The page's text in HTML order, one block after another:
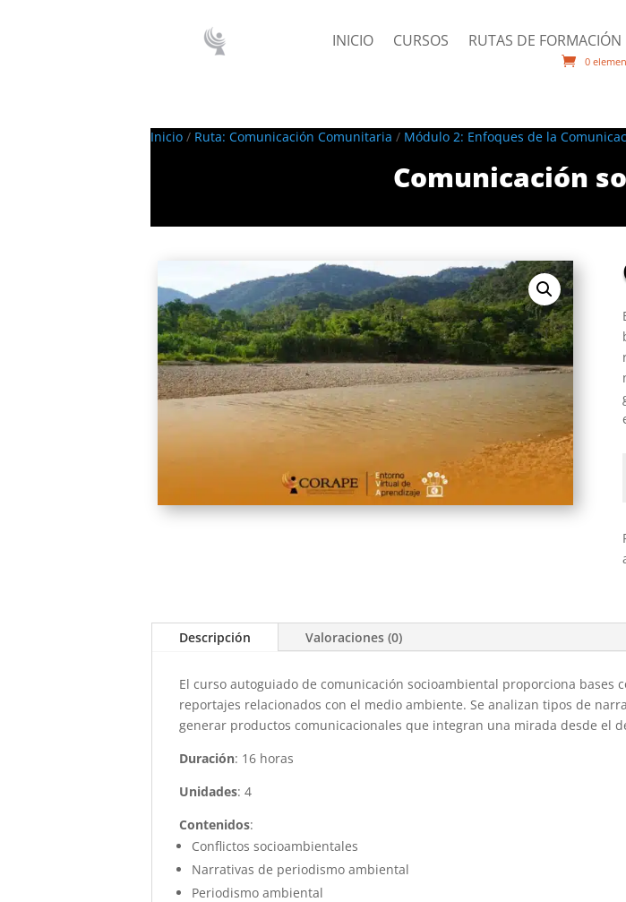
INICIO CURSOS RUTAS DE FORMACIÓN
0
Inicio / Ruta: Comunicación Comunitaria / Módulo 2: Enfoques de la
Comunicación
Descripción Valoraciones (0)
El curso autoguiado de comunicación socioambiental proporciona
reportajes relacionados con el medio ambiente. Se analizan tipos de
generar productos comunicacionales que integran una mirada desde el
Duración: 16 horas
Unidades: 4
Contenidos:
Conflictos socioambientales
Narrativas de periodismo ambiental
Periodismo ambiental